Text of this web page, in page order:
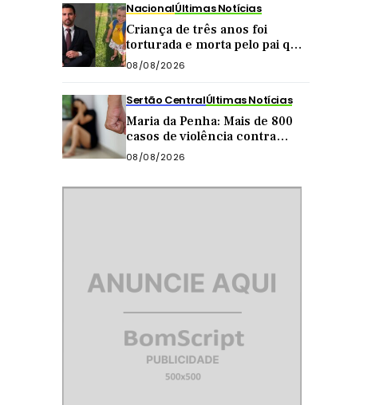
NacionalÚltimas Notícias
Criança de três anos foi
torturada e morta pelo pai que
é advogado e se negava pagar
pensão
08/08/2026
Sertão CentralÚltimas Notícias
Maria da Penha: Mais de 800
casos de violência contra
mulher foram registrados no
Sertão Central este ano
08/08/2026